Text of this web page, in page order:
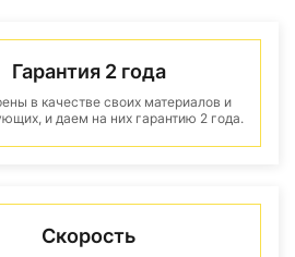
Гарантия 2 года
в качестве своих материалов и
и даем на них гарантию 2 года.
Скорость